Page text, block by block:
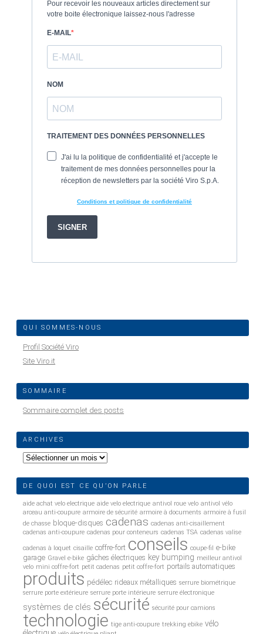
QUI SOMMES-NOUS
Profil Société Viro
Site Viro.it
SOMMAIRE
Sommaire complet des posts
ARCHIVES
Archives
DE QUOI EST CE QU’ON PARLE
aide achat velo electrique aide velo electrique antivol roue velo antivol vélo
arceau anti-coupure armoire de sécurité armoire à documents armoire à fusil
de chasse bloque-disques cadenas cadenas anti-cisaillement
cadenas anti-coupure cadenas pour conteneurs cadenas TSA cadenas valise
cadenas à loquet cisaille coffre-fort conseils coupe-fil e-bike
garage Gravel e-bike gâches électriques key bumping meilleur antivol
velo mini coffre-fort petit cadenas petit coffre-fort portails automatiques
produits pédélec rideaux métalliques serrure biométrique
serrure porte extérieure serrure porte intérieure serrure électronique
systèmes de clés sécurité sécurité pour camions
technologie tige anti-coupure trekking ebike vélo